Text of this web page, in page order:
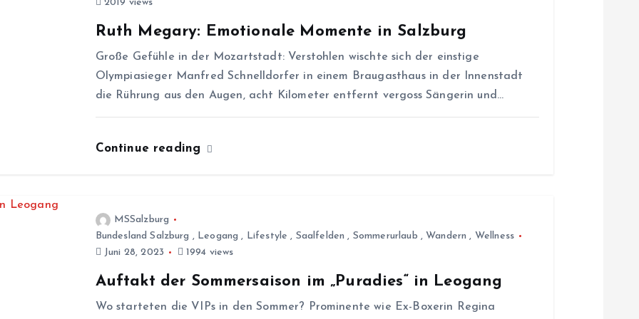
2019 views
Ruth Megary: Emotionale Momente in Salzburg
Große Gefühle in der Mozartstadt: Verstohlen wischte sich der einstige
Olympiasieger Manfred Schnelldorfer in einem Braugasthaus in der Innenstadt
die Rührung aus den Augen, acht Kilometer entfernt vergoss Sängerin und…
Continue reading
MSSalzburg
Bundesland Salzburg , Leogang , Lifestyle , Saalfelden , Sommerurlaub , Wandern , Wellness
Juni 28, 2023
1994 views
Auftakt der Sommersaison im „Puradies“ in Leogang
Wo starteten die VIPs in den Sommer? Prominente wie Ex-Boxerin Regina